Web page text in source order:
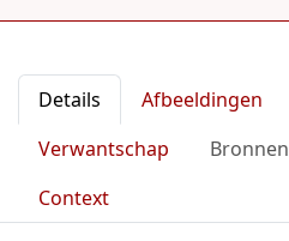
Details Afbeeldingen
Verwantschap
Bronnen
Context